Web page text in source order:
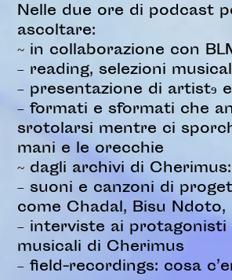
Nelle due ore di podcast
ascoltare:
~ in collaborazione con
– reading, selezioni
– presentazione di artistɘ
– formati e sformati che
srotolarsi mentre ci
mani e le orecchie
~ dagli archivi di Cherimus:
– suoni e canzoni di
come Chadal, Bisu Ndoto,
– interviste ai
musicali di Cherimus
– field-recordings: cosa